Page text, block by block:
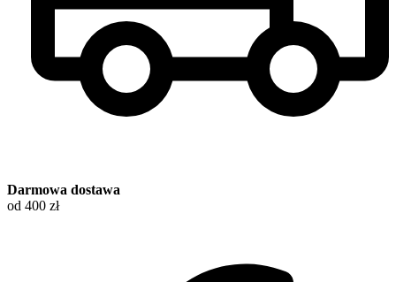
Darmowa dostawa
od 400 zł